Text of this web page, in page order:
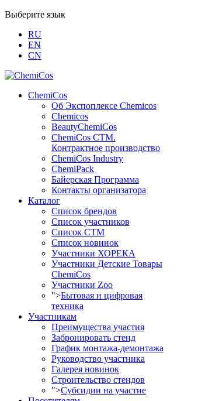
Выберите язык
RU
EN
CN
ChemiCos
Об Экспоплексе Chemicos
Chemicos
BeautyChemiCos
ChemiCos СТМ.
Контрактное производство
ChemiCos Industry
ChemiPack
Байерская Программа
Контакты организатора
Каталог
Список брендов
Список участников
Список СТМ
Список новинок
Участники ХОРЕКА
Участники Детские Товары
ChemiCos
Участники Zoo
">Бытовая и цифровая
техника
Участникам
Преимущества участия
Забронировать стенд
График монтажа-демонтажа
Руководство участника
Галерея новинок
Строительство стендов
">Субсидии на участие